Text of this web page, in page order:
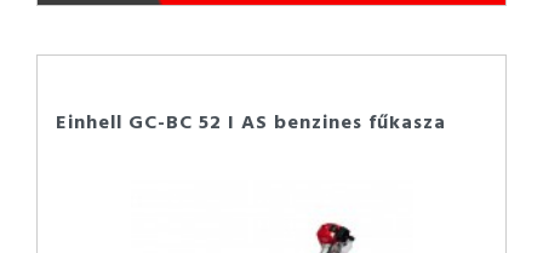
Einhell GC-BC 52 I AS benzines fűkasza